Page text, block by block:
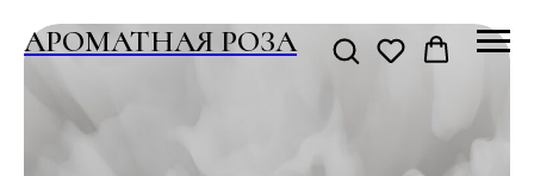
АРОМАТНАЯ РОЗА